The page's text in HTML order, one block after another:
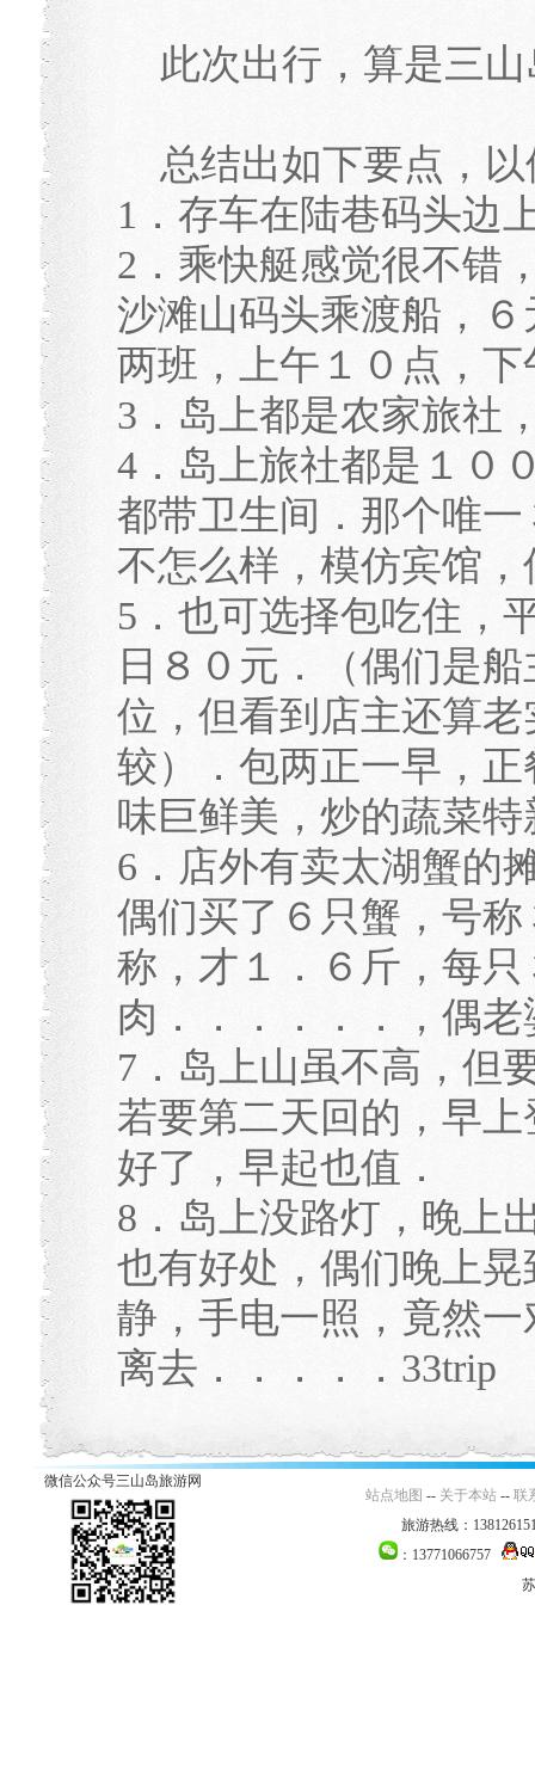
此次出行，算是三山
总结出如下要点，以
1．存车在陆巷码头边
2．乘快艇感觉很不错
沙滩山码头乘渡船，
两班，上午１０点，
3．岛上都是农家旅社
4．岛上旅社都是１０
都带卫生间．那个唯
不怎么样，模仿宾馆
5．也可选择包吃住，
日８０元．（偶们是
位，但看到店主还算
较）．包两正一早，
味巨鲜美，炒的蔬菜
6．店外有卖太湖蟹的
偶们买了６只蟹，号
称，才１．６斤，每
肉．．．．．．，偶
7．岛上山虽不高，但
若要第二天回的，早
好了，早起也值．
8．岛上没路灯，晚上
也有好处，偶们晚上
静，手电一照，竟然
离去．．．．．33trip
微信公众号三山岛旅游网
站点地图 -- 关于本站 -- 联
旅游热线：
：13771066757